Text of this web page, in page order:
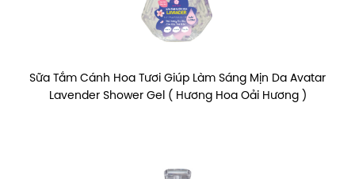
Sữa Tắm Cánh Hoa Tươi Giúp Làm Sáng Mịn Da Avatar
Lavender Shower Gel ( Hương Hoa Oải Hương )